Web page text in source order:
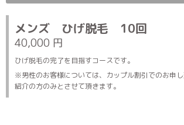
メンズ ひげ脱毛 10回
40,000 円
ひげ脱毛の完了を目指すコースです。
※男性のお客様については、カップル割引でのお申
紹介の方のみとさせて頂きます。